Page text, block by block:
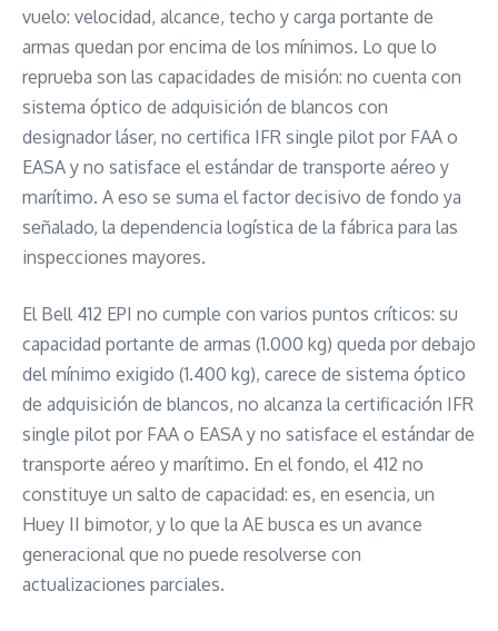
vuelo: velocidad, alcance, techo y carga portante de
armas quedan por encima de los mínimos. Lo que lo
reprueba son las capacidades de misión: no cuenta con
sistema óptico de adquisición de blancos con
designador láser, no certifica IFR single pilot por FAA o
EASA y no satisface el estándar de transporte aéreo y
marítimo. A eso se suma el factor decisivo de fondo ya
señalado, la dependencia logística de la fábrica para las
inspecciones mayores.
El Bell 412 EPI no cumple con varios puntos críticos: su
capacidad portante de armas (1.000 kg) queda por debajo
del mínimo exigido (1.400 kg), carece de sistema óptico
de adquisición de blancos, no alcanza la certificación IFR
single pilot por FAA o EASA y no satisface el estándar de
transporte aéreo y marítimo. En el fondo, el 412 no
constituye un salto de capacidad: es, en esencia, un
Huey II bimotor, y lo que la AE busca es un avance
generacional que no puede resolverse con
actualizaciones parciales.